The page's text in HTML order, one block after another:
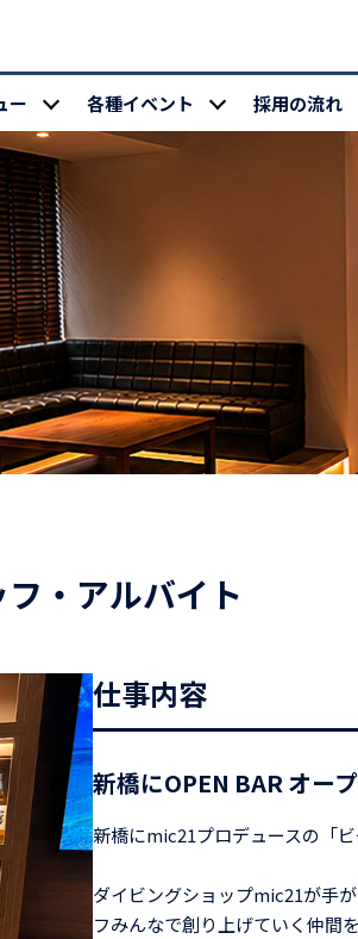
ー 各種イベント 採用の流れ
・アルバイト
仕事内容
新橋にOPEN BAR オー
新橋にmic21プロデュースの「
ダイビングショップmic21が手
フみんなで創り上げていく仲間